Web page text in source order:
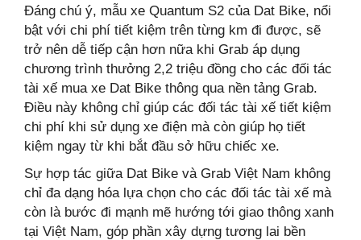
Đáng chú ý, mẫu xe Quantum S2 của Dat Bike, nổi
bật với chi phí tiết kiệm trên từng km đi được, sẽ
trở nên dễ tiếp cận hơn nữa khi Grab áp dụng
chương trình thưởng 2,2 triệu đồng cho các đối tác
tài xế mua xe Dat Bike thông qua nền tảng Grab.
Điều này không chỉ giúp các đối tác tài xế tiết kiệm
chi phí khi sử dụng xe điện mà còn giúp họ tiết
kiệm ngay từ khi bắt đầu sở hữu chiếc xe.
Sự hợp tác giữa Dat Bike và Grab Việt Nam không
chỉ đa dạng hóa lựa chọn cho các đối tác tài xế mà
còn là bước đi mạnh mẽ hướng tới giao thông xanh
tại Việt Nam, góp phần xây dựng tương lai bền